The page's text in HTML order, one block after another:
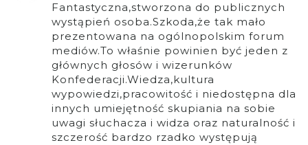
Fantastyczna,stworzona do publicznych
wystąpień osoba.Szkoda,że tak mało
prezentowana na ogólnopolskim forum
mediów.To właśnie powinien być jeden z
głównych głosów i wizerunków
Konfederacji.Wiedza,kultura
wypowiedzi,pracowitość i niedostępna dla
innych umiejętność skupiania na sobie
uwagi słuchacza i widza oraz naturalność i
szczerość bardzo rzadko występują